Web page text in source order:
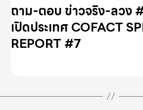
ถาม-ตอบ ข่าวจริง-ลวง
เปิดประเทศ COFACT
REPORT #7